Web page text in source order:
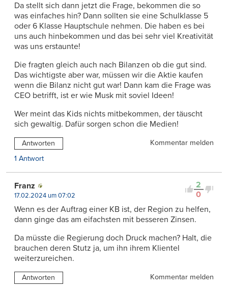
Da stellt sich dann jetzt die Frage, bekommen die so
was einfaches hin? Dann sollten sie eine Schulklasse 5
oder 6 Klasse Hauptschule nehmen. Die haben es bei
uns auch hinbekommen und das bei sehr viel Kreativität
was uns erstaunte!
Die fragten gleich auch nach Bilanzen ob die gut sind.
Das wichtigste aber war, müssen wir die Aktie kaufen
wenn die Bilanz nicht gut war! Dann kam die Frage was
CEO betrifft, ist er wie Musk mit soviel Ideen!
Wer meint das Kids nichts mitbekommen, der täuscht
sich gewaltig. Dafür sorgen schon die Medien!
Antworten
Kommentar melden
1 Antwort
2
0
Franz
17.02.2024 um 07:02
Wenn es der Auftrag einer KB ist, der Region zu helfen,
dann ginge das am eifachsten mit besseren Zinsen.
Da müsste die Regierung doch Druck machen? Halt, die
brauchen deren Stutz ja, um ihn ihrem Klientel
weiterzureichen.
Antworten Kommentar melden